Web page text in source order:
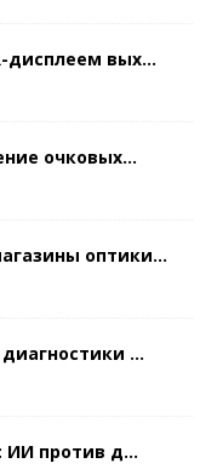
дисплеем вых...
очковых...
оптики...
...
ИИ против д...